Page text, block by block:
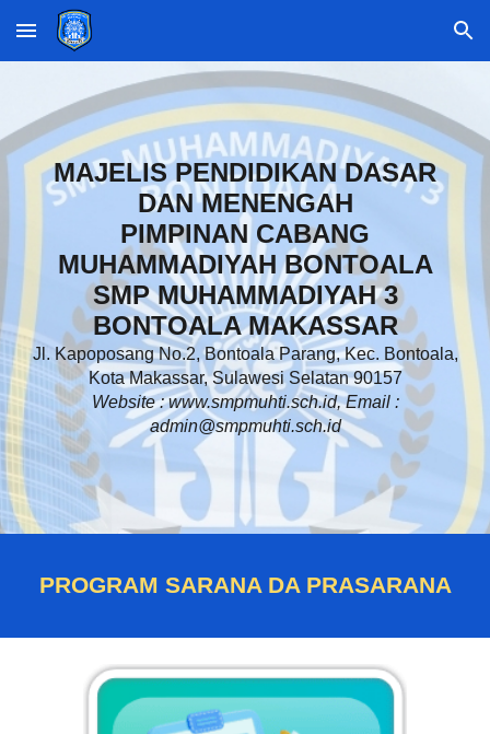
Skip to main content Skip to navigation
MAJELIS PENDIDIKAN DASAR
DAN MENENGAH
PIMPINAN CABANG
MUHAMMADIYAH BONTOALA
SMP MUHAMMADIYAH 3
BONTOALA MAKASSAR
Jl. Kapoposang No.2, Bontoala Parang, Kec. Bontoala,
Kota Makassar, Sulawesi Selatan 90157
Website : www.smpmuhti.sch.id, Email :
admin@smpmuhti.sch.id
PROGRAM SARANA DA PRASARANA